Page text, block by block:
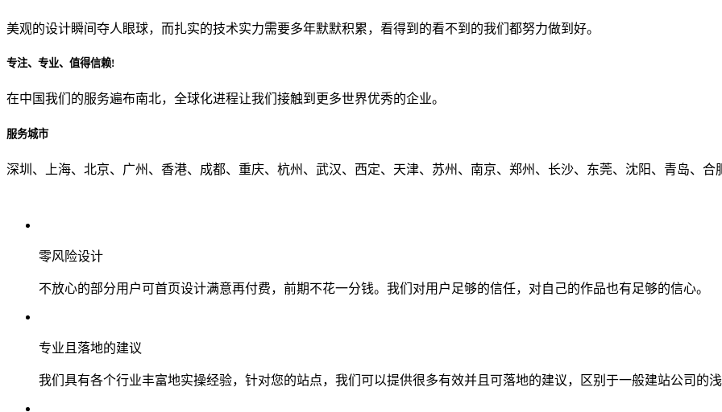
从哪里了解到我们？
美观的设计瞬间夺人眼球，而扎实的技术实力需要多年默默积累，看得到的看不到的我们都努力做到好。
专注、专业、值得信赖!
在中国我们的服务遍布南北，全球化进程让我们接触到更多世界优秀的企业。
服务城市
深圳、上海、北京、广州、香港、成都、重庆、杭州、武汉、西定、天津、苏州、南京、郑州、长沙、东莞、沈阳、青岛、合
零风险设计
不放心的部分用户可首页设计满意再付费，前期不花一分钱。我们对用户足够的信任，对自己的作品也有足够的信心。
专业且落地的建议
我们具有各个行业丰富地实操经验，针对您的站点，我们可以提供很多有效并且可落地的建议，区别于一般建站公司的